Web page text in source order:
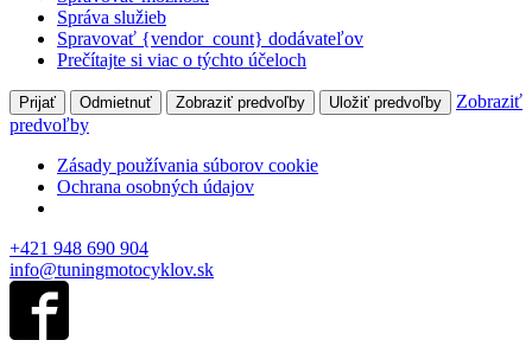
Správa služieb
Spravovať {vendor_count} dodávateľov
Prečítajte si viac o týchto účeloch
Prijať Odmietnuť Zobraziť predvoľby Uložiť predvoľby
Zobraziť
predvoľby
Zásady používania súborov cookie
Ochrana osobných údajov
+421 948 690 904
info@tuningmotocyklov.sk